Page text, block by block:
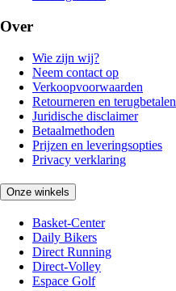
Over
Wie zijn wij?
Neem contact op
Verkoopvoorwaarden
Retourneren en terugbetalen
Juridische disclaimer
Betaalmethoden
Prijzen en leveringsopties
Privacy verklaring
Onze winkels
Basket-Center
Daily Bikers
Direct Running
Direct-Volley
Espace Golf